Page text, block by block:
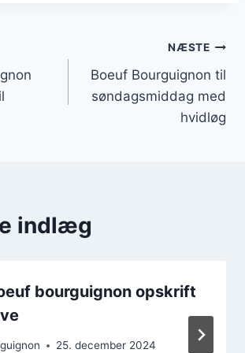
NÆSTE
Boeuf Bourguignon til
søndagsmiddag med
hvidløg
indlæg
bourguignon opskrift
25. december 2024